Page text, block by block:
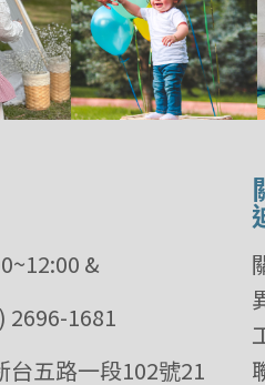
&
2696-1681
台五路一段102號21